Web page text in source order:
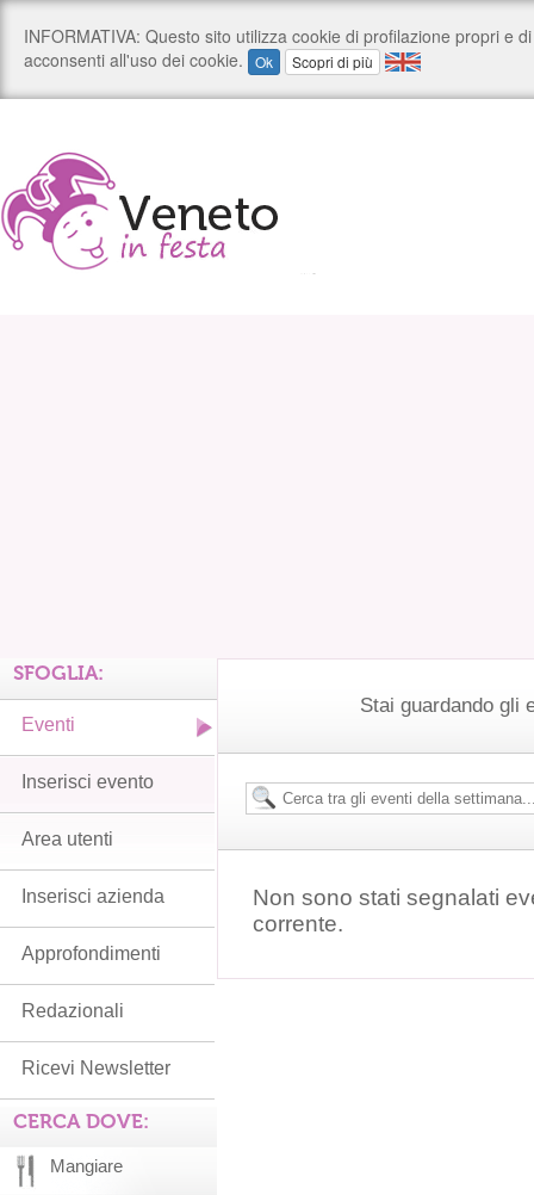
Stai guardando gli
Non sono stati segnalati
corrente.
SFOGLIA:
Eventi
Inserisci evento
Area utenti
Inserisci azienda
Approfondimenti
Redazionali
Ricevi Newsletter
CERCA DOVE:
Mangiare